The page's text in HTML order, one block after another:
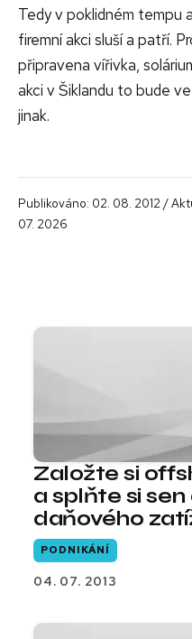
Tedy v poklidném tempu
firemní akci sluší a patří.
připravena vířivka,
akci v Šiklandu to bude
jinak.
Publikováno: 02. 08. 2012 /
07. 2026
Založte si
a splňte si
daňového
PODNIKÁNÍ
04. 07. 2013